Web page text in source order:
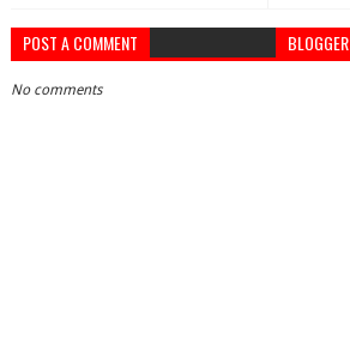
POST A COMMENT BLOGGER
No comments